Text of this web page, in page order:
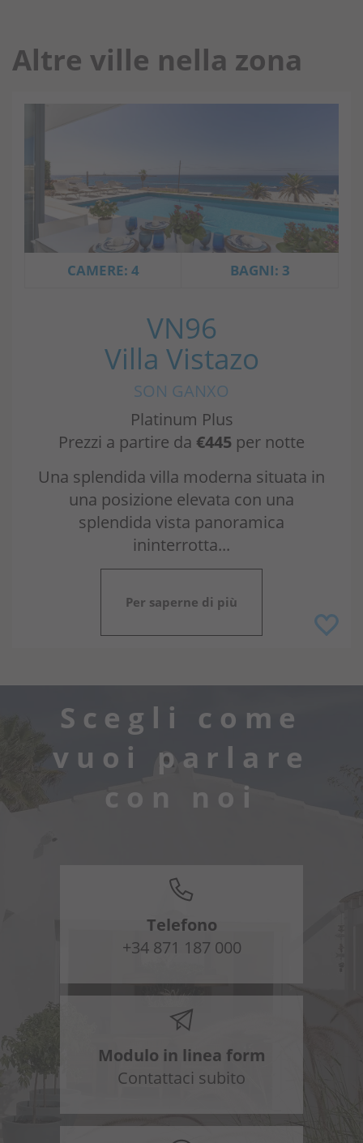
Altre ville nella zona
CAMERE: 4 BAGNI: 3
VN96
Villa Vistazo
SON GANXO
Platinum Plus
Prezzi a partire da €445 per notte
Una splendida villa moderna situata in
una posizione elevata con una
splendida vista panoramica
ininterrotta...
Per saperne di più
Scegli come
vuoi parlare
con noi
Telefono
+34 871 187 000
Modulo in linea form
Contattaci subito